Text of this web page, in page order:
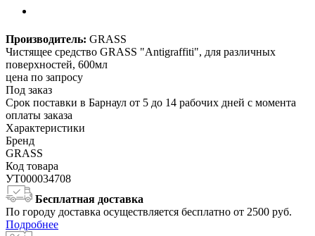
Производитель: GRASS
Чистящее средство GRASS "Antigraffiti", для различных
поверхностей, 600мл
цена по запросу
Под заказ
Срок поставки в Барнаул от 5 до 14 рабочих дней с момента
оплаты заказа
Характеристики
Бренд
GRASS
Код товара
УТ000034708
Бесплатная доставка
По городу доставка осуществляется бесплатно от 2500 руб.
Подробнее